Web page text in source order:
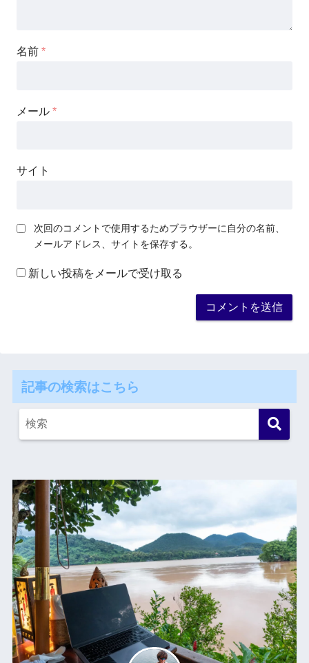
名前 *
メール *
サイト
次回のコメントで使用するためブラウザーに自分の名前、
メールアドレス、サイトを保存する。
新しい投稿をメールで受け取る
記事の検索はこちら